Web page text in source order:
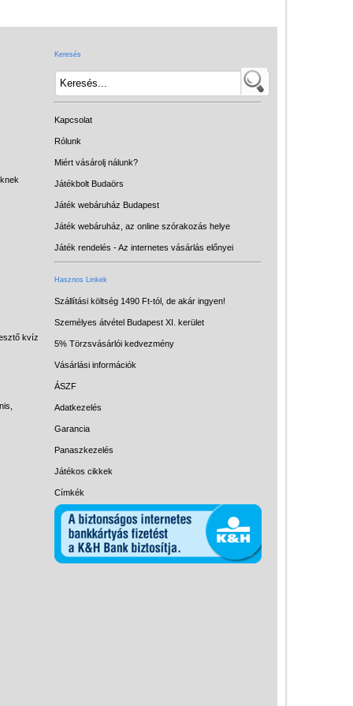
kvíz
Keresés
Kapcsolat
Rólunk
Miért vásárolj nálunk?
Játékbolt Budaörs
Játék webáruház Budapest
Játék webáruház, az online szórakozás helye
Játék rendelés - Az internetes vásárlás előnyei
Hasznos Linkek
Szállítási költség 1490 Ft-tól, de akár ingyen!
Személyes átvétel Budapest XI. kerület
5% Törzsvásárlói kedvezmény
Vásárlási információk
ÁSZF
Adatkezelés
Garancia
Panaszkezelés
Játékos cikkek
Címkék
Intelligens gyurma
Licenszes TOP
gyerekajándékok
LOGICO
LÜK
Papírszínház
Pixelhobby